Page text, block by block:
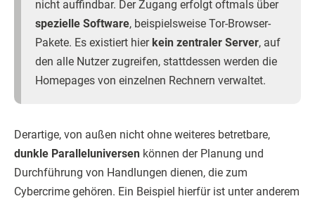
nicht auffindbar. Der Zugang erfolgt oftmals über
spezielle Software, beispielsweise Tor-Browser-
Pakete. Es existiert hier kein zentraler Server, auf
den alle Nutzer zugreifen, stattdessen werden die
Homepages von einzelnen Rechnern verwaltet.
Derartige, von außen nicht ohne weiteres betretbare,
dunkle Paralleluniversen können der Planung und
Durchführung von Handlungen dienen, die zum
Cybercrime gehören. Ein Beispiel hierfür ist unter anderem